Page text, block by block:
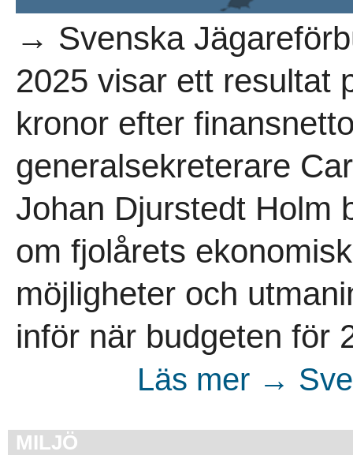
→ Svenska
2025 visar ett resultat
kronor efter
generalsekreterare
Johan Djurstedt Holm
om fjolårets
möjligheter och
inför när budgeten för
Läs mer →
MILJÖ